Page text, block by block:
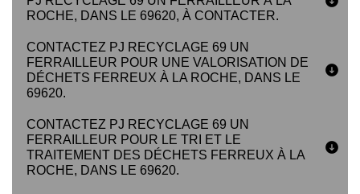
ROCHE, DANS LE 69620, À CONTACTER.
CONTACTEZ PJ RECYCLAGE 69 UN
FERRAILLEUR POUR UNE VALORISATION DE
DÉCHETS FERREUX À LA ROCHE, DANS LE
69620.
CONTACTEZ PJ RECYCLAGE 69 UN
FERRAILLEUR POUR LE TRI ET LE
TRAITEMENT DES DÉCHETS FERREUX À LA
ROCHE, DANS LE 69620.